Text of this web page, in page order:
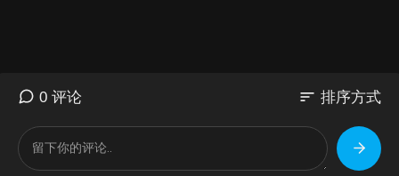
0 评论 sort 排序方式